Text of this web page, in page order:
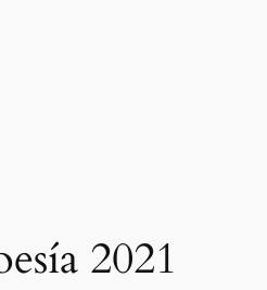
2021